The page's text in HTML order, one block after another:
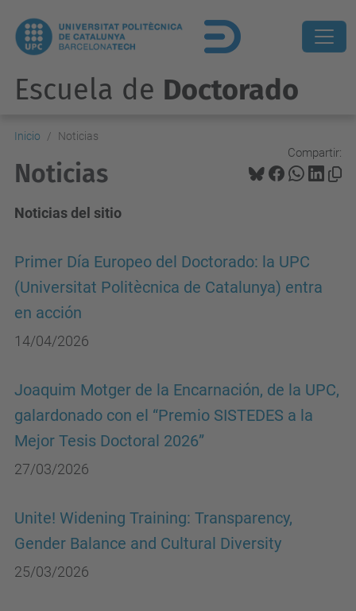
Escuela de Doctorado
Inicio Noticias
Compartir:
Noticias
Noticias del sitio
Primer Día Europeo del Doctorado: la UPC
(Universitat Politècnica de Catalunya) entra
en acción
14/04/2026
Joaquim Motger de la Encarnación, de la UPC,
galardonado con el “Premio SISTEDES a la
Mejor Tesis Doctoral 2026”
27/03/2026
Unite! Widening Training: Transparency,
Gender Balance and Cultural Diversity
25/03/2026